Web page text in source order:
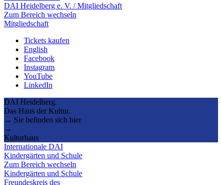
DAI Heidelberg e. V. / Mitgliedschaft
Zum Bereich wechseln
Mitgliedschaft
Tickets kaufen
English
Facebook
Instagram
YouTube
LinkedIn
DAI Heidelberg.
Das Haus der Kultur.
→ Sie befinden sich hier
→
Kulturhaus
Internationale DAI
Kindergärten und Schule
Zum Bereich wechseln
Kindergärten und Schule
Freundeskreis des